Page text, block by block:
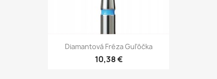
Diamantová Fréza Guľôčka
10,38 €